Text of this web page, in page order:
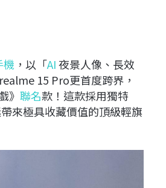
機 ，以「AI夜景人像、長效
15 Pro更首度跨界，
》 聯名款！這款採用獨特
來極具收藏價值的頂級輕旗